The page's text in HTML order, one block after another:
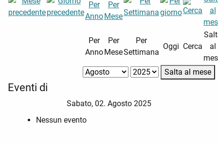
Per
Anno
Per
Mese
Per
Settimana
Oggi Cerca
al
Salta al mese
Eventi di
Sabato, 02. Agosto 2025
Nessun evento